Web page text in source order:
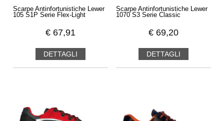
Scarpe Antinfortunistiche Lewer
105 S1P Serie Flex-Light
€ 67,91
DETTAGLI
Scarpe Antinfortunistiche Lewer
1070 S3 Serie Classic
€ 69,20
DETTAGLI